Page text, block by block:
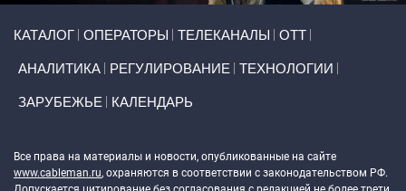
КАТАЛОГ ОПЕРАТОРЫ ТЕЛЕКАНАЛЫ ОТТ
АНАЛИТИКА РЕГУЛИРОВАНИЕ ТЕХНОЛОГИИ
ЗАРУБЕЖЬЕ КАЛЕНДАРЬ
Все права на материалы и новости, опубликованные на сайте
www.cableman.ru, охраняются в соответствии с законодательством РФ.